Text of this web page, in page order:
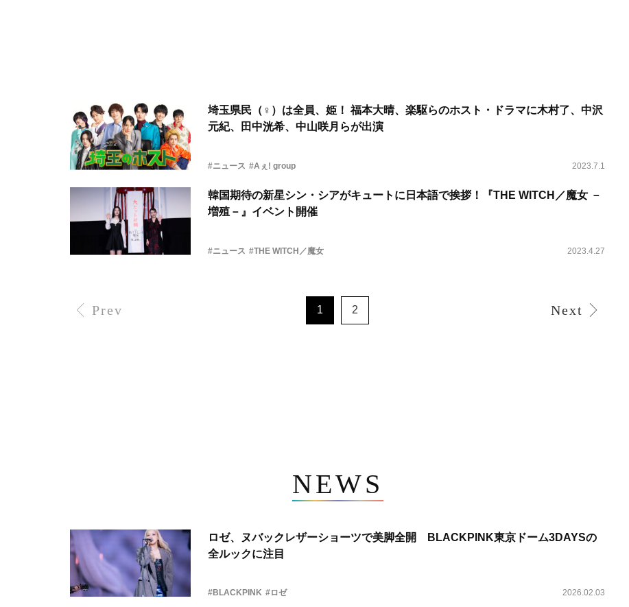
埼玉県民（♀）は全員、姫！ 福本大晴、楽駆らのホスト・ドラマに木村了、中沢
元紀、田中洸希、中山咲月らが出演
#ニュース #Aぇ! group 2023.7.1
韓国期待の新星シン・シアがキュートに日本語で挨拶！『THE WITCH／魔女 －
増殖－』イベント開催
#ニュース #THE WITCH／魔女 2023.4.27
Prev 1 2 Next
NEWS
ロゼ、ヌバックレザーショーツで美脚全開 BLACKPINK東京ドーム3DAYSの
全ルックに注目
#BLACKPINK #ロゼ 2026.02.03